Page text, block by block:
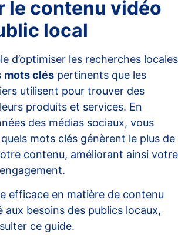
le contenu vidéo
local
d’optimiser les recherches locales
mots clés pertinents que les
utilisent pour trouver des
produits et services. En
des médias sociaux, vous
mots clés génèrent le plus de
contenu, améliorant ainsi votre
efficace en matière de contenu
aux besoins des publics locaux,
ce guide.